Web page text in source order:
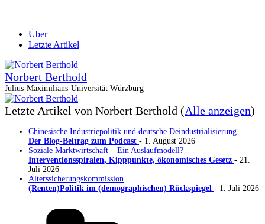
Über
Letzte Artikel
Norbert Berthold
Julius-Maximilians-Universität Würzburg
Letzte Artikel von Norbert Berthold (Alle anzeigen)
Chinesische Industriepolitik und deutsche Deindustrialisierung
Der Blog-Beitrag zum Podcast - 1. August 2026
Soziale Marktwirtschaft – Ein Auslaufmodell?
Interventionsspiralen, Kipppunkte, ökonomisches Gesetz - 21.
Juli 2026
Alterssicherungskommission
(Renten)Politik im (demographischen) Rückspiegel - 1. Juli 2026